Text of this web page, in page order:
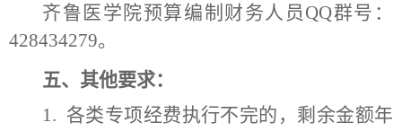
齐鲁医学院预算编制财务人员 QQ群号：
428434279。
五、其他要求：
1. 各类专项经费执行不完的，剩余金额年